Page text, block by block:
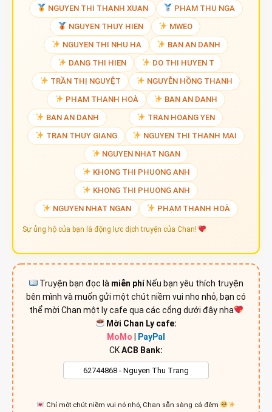
VINH DANH BẢNG VÀNG
BAN AN DANH
VU THUY QUYNH
BUI THI HOA QUYNH
NGUYEN THI THANH XUAN
PHAM THU NGA
NGUYEN THUY HIEN
MWEO
NGUYEN THI NHU HA
BAN AN DANH
DANG THI HIEN
DO THI HUYEN T
TRẦN THỊ NGUYỆT
NGUYỄN HỒNG THANH
PHẠM THANH HOÀ
BAN AN DANH
BAN AN DANH
TRAN HOANG YEN
NGUYEN NHAT NGAN
KHONG THI PHUONG ANH
KHONG THI PHUONG ANH
NGUYEN NHAT NGAN
PHẠM THANH HOÀ
Sự ủng hộ của bạn là động lực dịch truyện của Chan!
bên mình và muốn gửi một chút niềm vui nho nhỏ, bạn có